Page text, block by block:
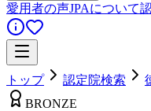
愛用者の声JPAについて
トップ 認定院検索
BRONZE